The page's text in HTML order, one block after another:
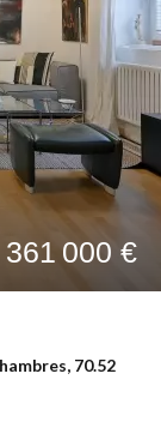
361 000 €
70.52